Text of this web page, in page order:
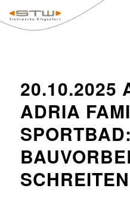
20.10.2025
ADRIA
SPORTBAD: